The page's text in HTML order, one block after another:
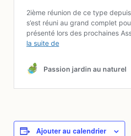
Ajouter au calendrier